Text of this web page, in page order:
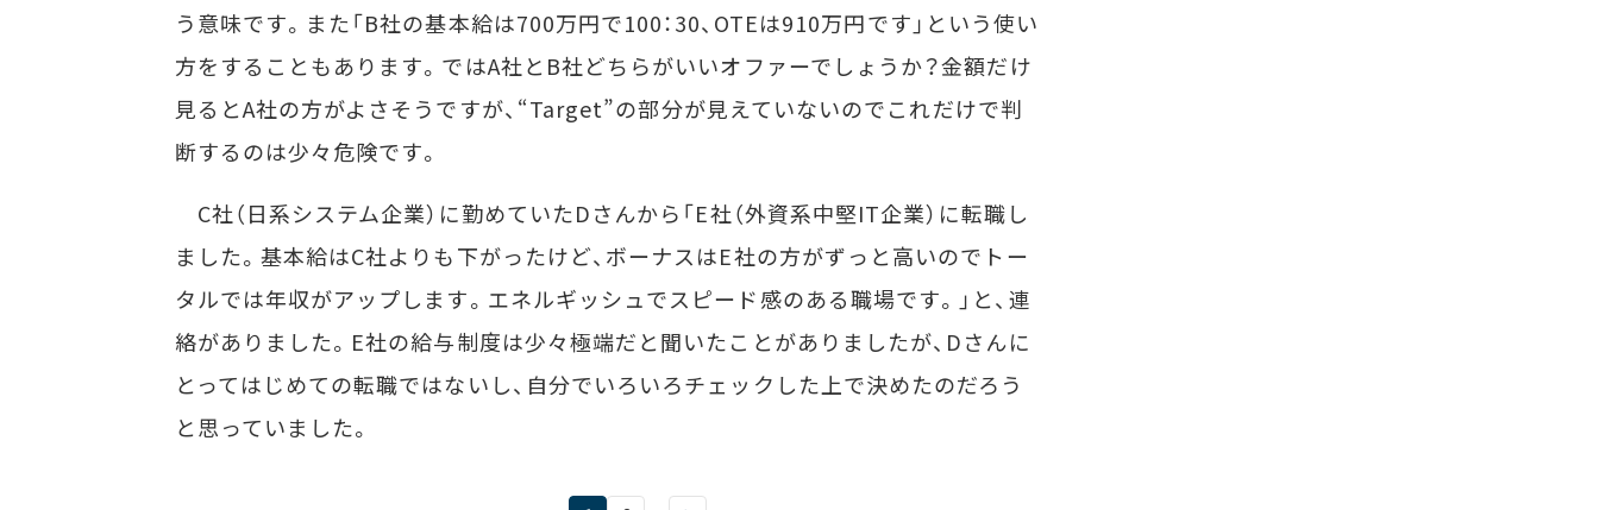
う意味です。また「B社の基本給は700万円で100：30、OTEは910万円です」という使い
方をすることもあります。ではA社とB社どちらがいいオファーでしょうか？金額だけ
見るとA社の方がよさそうですが、“Target”の部分が見えていないのでこれだけで判
断するのは少々危険です。
C社（日系システム企業）に勤めていたDさんから「E社（外資系中堅IT企業）に転職し
ました。基本給はC社よりも下がったけど、ボーナスはE社の方がずっと高いのでトー
タルでは年収がアップします。エネルギッシュでスピード感のある職場です。」と、連
絡がありました。E社の給与制度は少々極端だと聞いたことがありましたが、Dさんに
とってはじめての転職ではないし、自分でいろいろチェックした上で決めたのだろう
と思っていました。